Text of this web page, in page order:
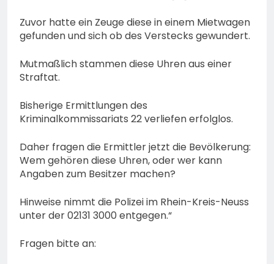
Zuvor hatte ein Zeuge diese in einem Mietwagen
gefunden und sich ob des Verstecks gewundert.
Mutmaßlich stammen diese Uhren aus einer
Straftat.
Bisherige Ermittlungen des
Kriminalkommissariats 22 verliefen erfolglos.
Daher fragen die Ermittler jetzt die Bevölkerung:
Wem gehören diese Uhren, oder wer kann
Angaben zum Besitzer machen?
Hinweise nimmt die Polizei im Rhein-Kreis-Neuss
unter der 02131 3000 entgegen.“
Fragen bitte an: